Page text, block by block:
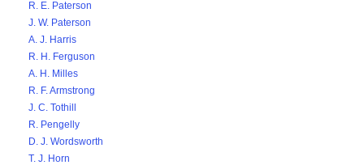
R. E. Paterson
J. W. Paterson
A. J. Harris
R. H. Ferguson
A. H. Milles
R. F. Armstrong
J. C. Tothill
R. Pengelly
D. J. Wordsworth
T. J. Horn